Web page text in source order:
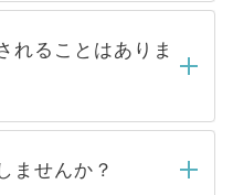
内にはご連絡をせて
ばらくお待ちくださ
り扱っている求人の
トからご覧いただ
です。非公開求人は
一般には公開してい
人気のある医療機
れることはありま
ことは一切ありませ
から内定をいただい
ませんか？